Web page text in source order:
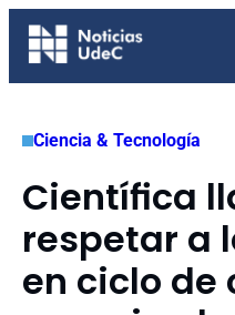
Saltar
Ciencia & Tecnología
Científica
respetar a
en ciclo de